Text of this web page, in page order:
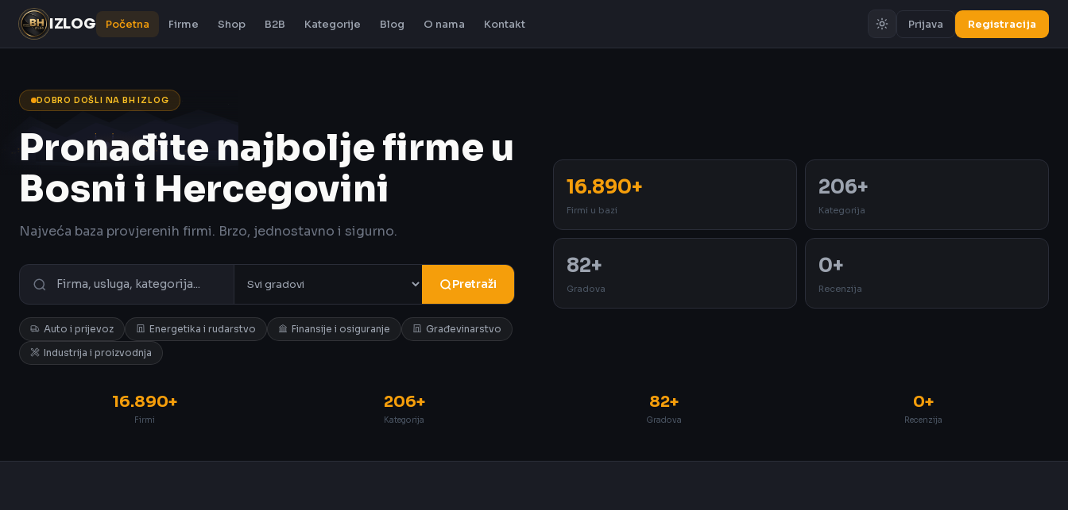
IZLOG Početna Firme Shop B2B Kategorije Blog O nama Kontakt Prijava Registracija
DOBRO DOŠLI NA BH IZLOG
Pronađite najbolje firme u
Bosni i Hercegovini
Najveća baza provjerenih firmi. Brzo, jednostavno i sigurno.
Pretraži
Auto i prijevoz Energetika i rudarstvo Finansije i osiguranje
Građevinarstvo
Industrija i proizvodnja
16.890+
Firmi u bazi
206+
Kategorija
82+
Gradova
0+
Recenzija
16.890+
Firmi
206+
Kategorija
82+
Gradova
0+
Recenzija